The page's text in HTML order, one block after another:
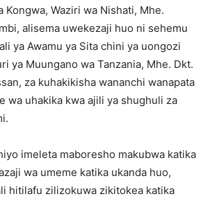
Kongwa, Waziri wa Nishati, Mhe.
alisema uwekezaji huo ni sehemu
ya Awamu ya Sita chini ya uongozi
ya Muungano wa Tanzania, Mhe. Dkt.
za kuhakikisha wananchi wanapata
wa uhakika kwa ajili ya shughuli za
imeleta maboresho makubwa katika
wa umeme katika ukanda huo,
hitilafu zilizokuwa zikitokea katika